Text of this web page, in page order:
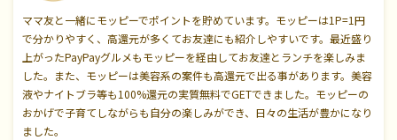
ママ友と一緒にモッピーでポイントを貯めています。モッピーは1P=1円
で分かりやすく、高還元が多くてお友達にも紹介しやすいです。最近盛り
上がったPayPayグルメもモッピーを経由してお友達とランチを楽しみま
した。また、モッピーは美容系の案件も高還元で出る事があります。美容
液やナイトブラ等も100%還元の実質無料でGETできました。モッピーの
おかげで子育てしながらも自分の楽しみができ、日々の生活が豊かになり
ました。